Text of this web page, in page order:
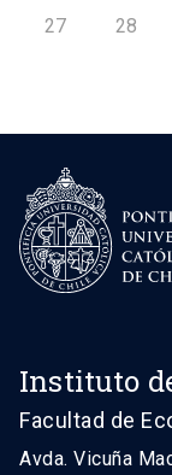
27 28
Instituto
Facultad de
Avda. Vicuña